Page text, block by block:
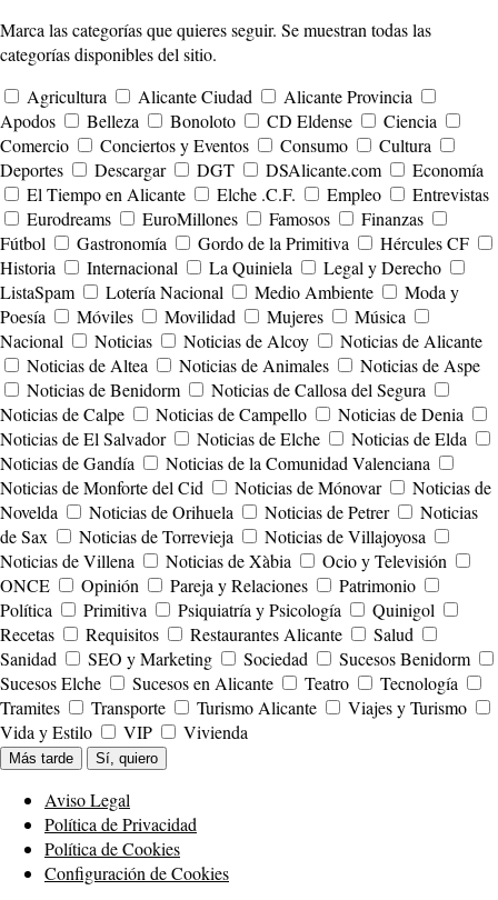
Marca las categorías que quieres seguir. Se muestran todas las
categorías disponibles del sitio.
Agricultura
Alicante Ciudad
Alicante Provincia
Apodos
Belleza Bonoloto CD Eldense
Ciencia
Comercio
Conciertos y Eventos Consumo
Cultura
Deportes
Descargar DGT DSAlicante.com
Economía
El Tiempo en Alicante
Elche .C.F. Empleo
Entrevistas
Eurodreams
EuroMillones Famosos
Finanzas
Fútbol
Gastronomía Gordo de la Primitiva
Hércules CF
Historia
Internacional La Quiniela
Legal y Derecho
ListaSpam
Lotería Nacional Medio Ambiente
Moda y
Poesía
Móviles Movilidad Mujeres
Música
Nacional
Noticias Noticias de Alcoy
Noticias de Alicante
Noticias de Altea
Noticias de Animales
Noticias de Aspe
Noticias de Benidorm
Noticias de Callosa del Segura
Noticias de Calpe
Noticias de Campello
Noticias de Denia
Noticias de El Salvador
Noticias de Elche
Noticias de Elda
Noticias de Gandía
Noticias de la Comunidad Valenciana
Noticias de Monforte del Cid
Noticias de Mónovar
Noticias de
Novelda
Noticias de Orihuela Noticias de Petrer
Noticias
de Sax
Noticias de Torrevieja
Noticias de Villajoyosa
Noticias de Villena
Noticias de Xàbia
Ocio y Televisión
ONCE
Opinión Pareja y Relaciones
Patrimonio
Política
Primitiva Psiquiatría y Psicología
Quinigol
Recetas
Requisitos Restaurantes Alicante
Salud
Sanidad
SEO y Marketing Sociedad
Sucesos Benidorm
Sucesos Elche
Sucesos en Alicante Teatro
Tecnología
Tramites
Transporte Turismo Alicante
Viajes y Turismo
Vida y Estilo
VIP Vivienda
Más tarde Sí, quiero
Aviso Legal
Política de Privacidad
Política de Cookies
Configuración de Cookies